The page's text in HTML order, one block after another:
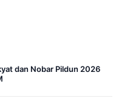
dan Nobar Pildun 2026